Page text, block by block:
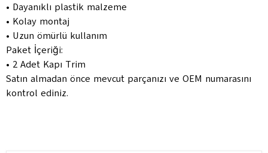
• Dayanıklı plastik malzeme
• Kolay montaj
• Uzun ömürlü kullanım
Paket İçeriği:
• 2 Adet Kapı Trim
Satın almadan önce mevcut parçanızı ve OEM numarasını
kontrol ediniz.